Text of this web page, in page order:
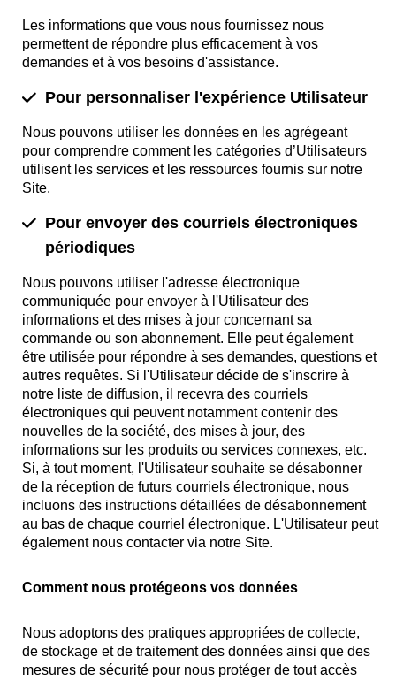
Les informations que vous nous fournissez nous
permettent de répondre plus efficacement à vos
demandes et à vos besoins d'assistance.
Pour personnaliser l'expérience Utilisateur
Nous pouvons utiliser les données en les agrégeant
pour comprendre comment les catégories d’Utilisateurs
utilisent les services et les ressources fournis sur notre
Site.
Pour envoyer des courriels électroniques
périodiques
Nous pouvons utiliser l'adresse électronique
communiquée pour envoyer à l'Utilisateur des
informations et des mises à jour concernant sa
commande ou son abonnement. Elle peut également
être utilisée pour répondre à ses demandes, questions et
autres requêtes. Si l'Utilisateur décide de s'inscrire à
notre liste de diffusion, il recevra des courriels
électroniques qui peuvent notamment contenir des
nouvelles de la société, des mises à jour, des
informations sur les produits ou services connexes, etc.
Si, à tout moment, l'Utilisateur souhaite se désabonner
de la réception de futurs courriels électronique, nous
incluons des instructions détaillées de désabonnement
au bas de chaque courriel électronique. L'Utilisateur peut
également nous contacter via notre Site.
Comment nous protégeons vos données
Nous adoptons des pratiques appropriées de collecte,
de stockage et de traitement des données ainsi que des
mesures de sécurité pour nous protéger de tout accès